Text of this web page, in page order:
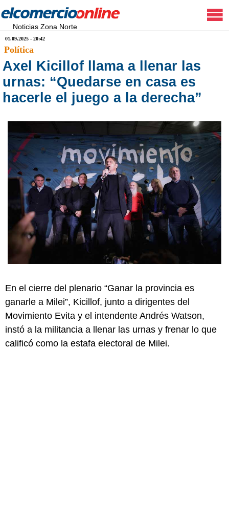
Noticias Zona Norte
01.09.2025 - 20:42
Política
Axel Kicillof llama a llenar las
urnas: “Quedarse en casa es
hacerle el juego a la derecha”
En el cierre del plenario “Ganar la provincia es
ganarle a Milei”, Kicillof, junto a dirigentes del
Movimiento Evita y el intendente Andrés Watson,
instó a la militancia a llenar las urnas y frenar lo que
calificó como la estafa electoral de Milei.